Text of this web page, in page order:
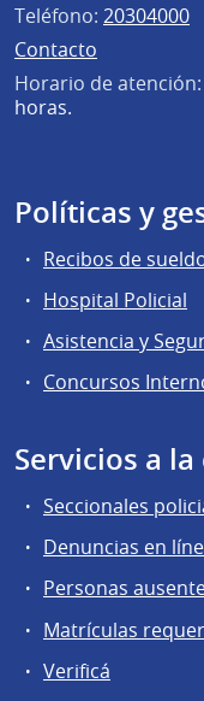
Teléfono: 20304000
Contacto
Horario de atención:
horas.
Políticas y
Recibos de
Hospital Policial
Asistencia y
Concursos
Servicios a
Seccionales
Denuncias en
Personas
Matrículas
Verificá